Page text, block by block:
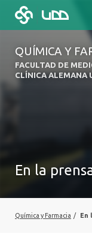
QUÍMICA Y
FACULTAD DE
CLÍNICA ALEMANA
En la
Química y Farmacia / En